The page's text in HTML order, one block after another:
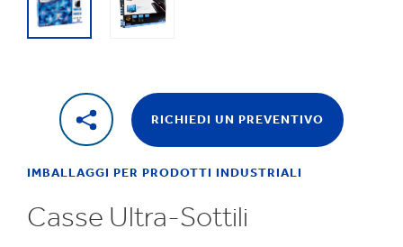
RICHIEDI UN PREVENTIVO
IMBALLAGGI PER PRODOTTI INDUSTRIALI
Casse Ultra-Sottili